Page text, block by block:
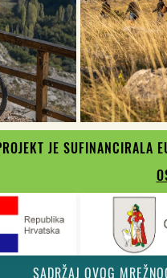
JE SUFINANCIRALA
SADRŽAJ OVOG